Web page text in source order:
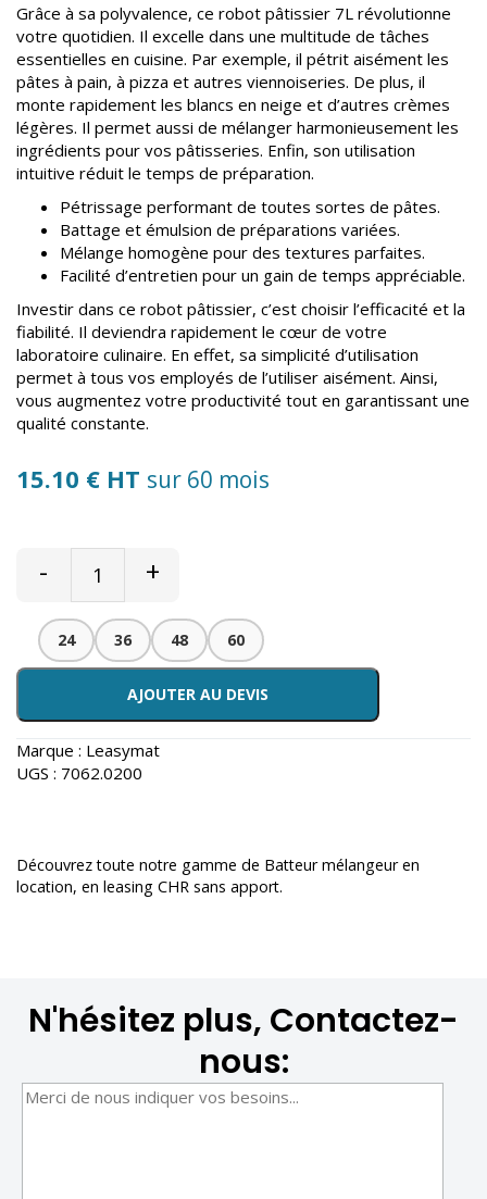
Grâce à sa polyvalence, ce robot pâtissier 7L révolutionne
votre quotidien. Il excelle dans une multitude de tâches
essentielles en cuisine. Par exemple, il pétrit aisément les
pâtes à pain, à pizza et autres viennoiseries. De plus, il
monte rapidement les blancs en neige et d’autres crèmes
légères. Il permet aussi de mélanger harmonieusement les
ingrédients pour vos pâtisseries. Enfin, son utilisation
intuitive réduit le temps de préparation.
Pétrissage performant de toutes sortes de pâtes.
Battage et émulsion de préparations variées.
Mélange homogène pour des textures parfaites.
Facilité d’entretien pour un gain de temps appréciable.
Investir dans ce robot pâtissier, c’est choisir l’efficacité et la
fiabilité. Il deviendra rapidement le cœur de votre
laboratoire culinaire. En effet, sa simplicité d’utilisation
permet à tous vos employés de l’utiliser aisément. Ainsi,
vous augmentez votre productivité tout en garantissant une
qualité constante.
15.10 € HT sur 60 mois
- +
24 36 48 60
AJOUTER AU DEVIS
Marque : Leasymat
UGS : 7062.0200
Découvrez toute notre gamme de Batteur mélangeur en
location, en leasing CHR sans apport.
N'hésitez plus, Contactez-
nous: